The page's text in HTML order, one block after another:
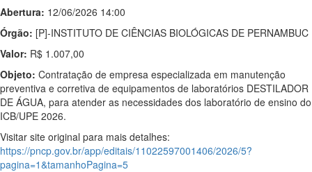
Abertura: 12/06/2026 14:00
Órgão: [P]-INSTITUTO DE CIÊNCIAS BIOLÓGICAS DE PERNAMBUC
Valor: R$ 1.007,00
Objeto: Contratação de empresa especializada em manutenção
preventiva e corretiva de equipamentos de laboratórios DESTILADOR
DE ÁGUA, para atender as necessidades dos laboratório de ensino do
ICB/UPE 2026.
Visitar site original para mais detalhes:
https://pncp.gov.br/app/editais/11022597001406/2026/5?
pagina=1&tamanhoPagina=5